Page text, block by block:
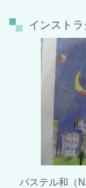
インスト
パステル和（